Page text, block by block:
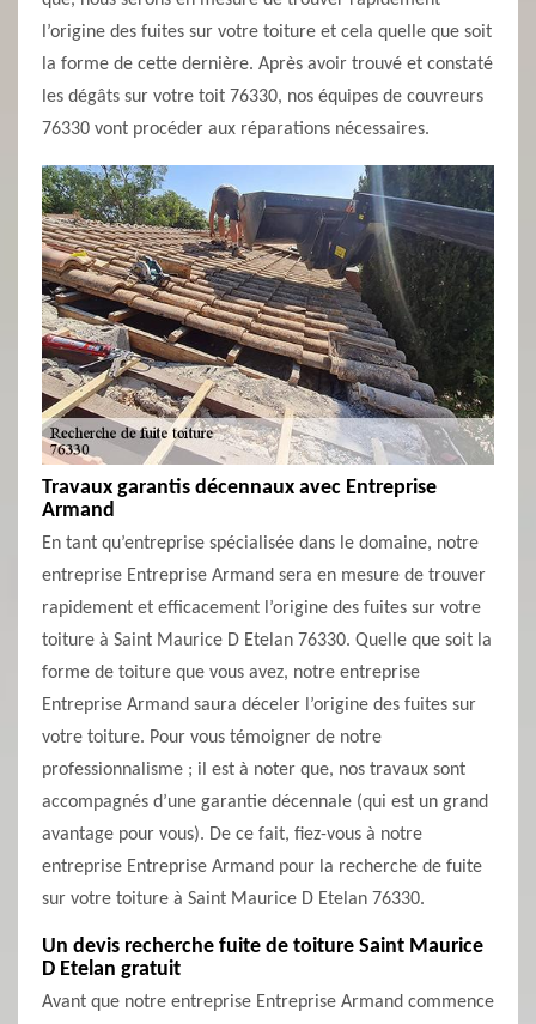
l’origine des fuites sur votre toiture et cela quelle que soit
la forme de cette dernière. Après avoir trouvé et constaté
les dégâts sur votre toit 76330, nos équipes de couvreurs
76330 vont procéder aux réparations nécessaires.
Travaux garantis décennaux avec Entreprise
Armand
En tant qu’entreprise spécialisée dans le domaine, notre
entreprise Entreprise Armand sera en mesure de trouver
rapidement et efficacement l’origine des fuites sur votre
toiture à Saint Maurice D Etelan 76330. Quelle que soit la
forme de toiture que vous avez, notre entreprise
Entreprise Armand saura déceler l’origine des fuites sur
votre toiture. Pour vous témoigner de notre
professionnalisme ; il est à noter que, nos travaux sont
accompagnés d’une garantie décennale (qui est un grand
avantage pour vous). De ce fait, fiez-vous à notre
entreprise Entreprise Armand pour la recherche de fuite
sur votre toiture à Saint Maurice D Etelan 76330.
Un devis recherche fuite de toiture Saint Maurice
D Etelan gratuit
Avant que notre entreprise Entreprise Armand commence